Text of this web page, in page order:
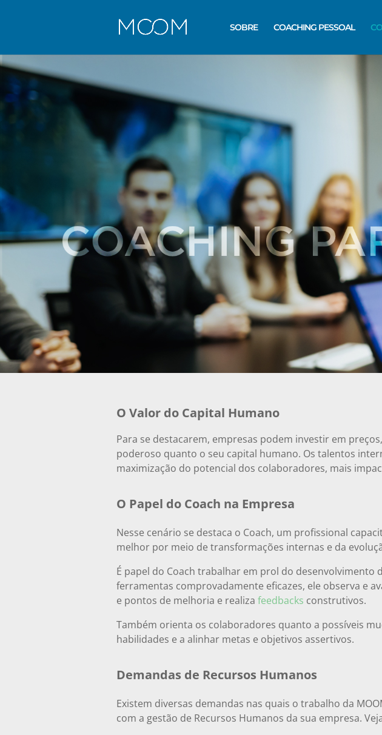
SOBRE COACHING PESSOAL
O Valor do Capital Humano
Para se destacarem, empresas podem investir em
poderoso quanto o seu capital humano. Os talentos
maximização do potencial dos colaboradores, mais
O Papel do Coach na Empresa
Nesse cenário se destaca o Coach, um profissional
melhor por meio de transformações internas e da
É papel do Coach trabalhar em prol do desenvolvimento
ferramentas comprovadamente eficazes, ele observa e
e pontos de melhoria e realiza feedbacks construtivos.
Também orienta os colaboradores quanto a possíveis
habilidades e a alinhar metas e objetivos assertivos.
Demandas de Recursos Humanos
Existem diversas demandas nas quais o trabalho da
com a gestão de Recursos Humanos da sua empresa.